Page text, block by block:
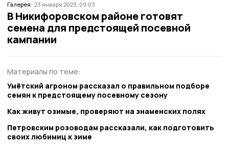
Галерея 23 января 2023, 09:03
В Никифоровском районе готовят
семена для предстоящей посевной
кампании
Материалы по теме:
Умётский агроном рассказал о правильном подборе
семян к предстоящему посевному сезону
Как живут озимые, проверяют на знаменских полях
Петровским розоводам рассказали, как подготовить
своих любимиц к зиме